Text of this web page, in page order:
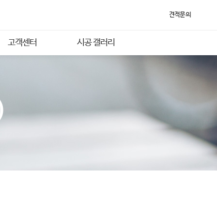
견적문의
고객센터 시공 갤러리